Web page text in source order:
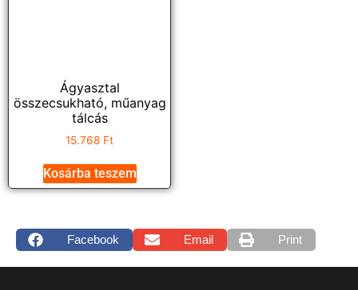
Ágyasztal
összecsukható, műanyag
tálcás
15.768 Ft
Kosárba teszem
Facebook Email Print